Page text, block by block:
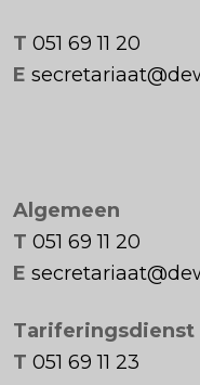
T 051 69 11 20
E
Algemeen
T 051 69 11 20
E
Tariferingsdienst
T 051 69 11 23